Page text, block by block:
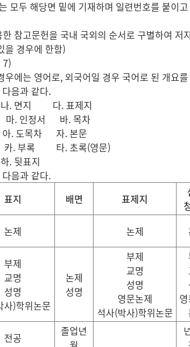
모두 해당면 밑에 기재하며 일련번호를 붙이
참고문헌을 국내 국외의 순서로 구별하여 저
을 경우에 한함)
7)
에는 영어로, 외국어일 경우 국어로 된 개요
음과 같다.
지 다. 표제지
. 인정서 바. 목차
도목차 자. 본문
. 부록 타. 초록(영문)
표지
음과 같다.
표지 배면 표제지
논제 논제
부제
교명
성명
사)학위논문
논제
성명
부제
교명
성명
영문논제
석사(박사)학위논문
전공
졸업년